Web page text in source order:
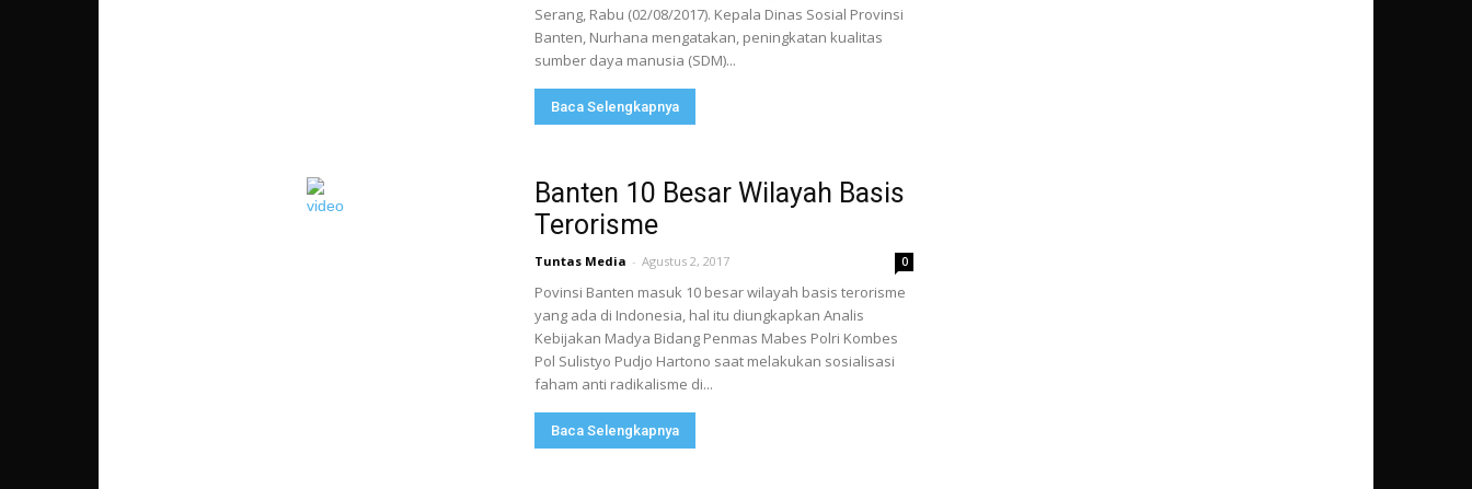
Serang, Rabu (02/08/2017). Kepala Dinas Sosial Provinsi
Banten, Nurhana mengatakan, peningkatan kualitas
sumber daya manusia (SDM)...
Baca Selengkapnya
Banten 10 Besar Wilayah Basis
Terorisme
Tuntas Media - Agustus 2, 2017 0
Povinsi Banten masuk 10 besar wilayah basis terorisme
yang ada di Indonesia, hal itu diungkapkan Analis
Kebijakan Madya Bidang Penmas Mabes Polri Kombes
Pol Sulistyo Pudjo Hartono saat melakukan sosialisasi
faham anti radikalisme di...
Baca Selengkapnya